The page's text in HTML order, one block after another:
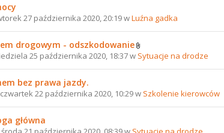
27 października 2020, 20:19 wLuźna gadka
drogowym - odszkodowanie
25 października 2020, 18:37 w Sytuacje na drodze
bez prawa jazdy.
22 października 2020, 10:29 w Szkolenie kierowców
główna